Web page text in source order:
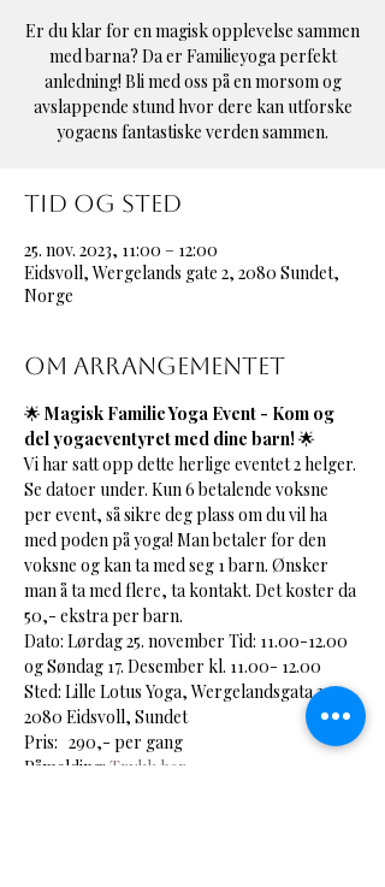
Er du klar for en magisk opplevelse sammen
med barna? Da er Familieyoga perfekt
anledning! Bli med oss på en morsom og
avslappende stund hvor dere kan utforske
yogaens fantastiske verden sammen.
Tid og sted
25. nov. 2023, 11:00 – 12:00
Eidsvoll, Wergelands gate 2, 2080 Sundet,
Norge
Om arrangementet
🌟 Magisk Familie Yoga Event - Kom og
del yogaeventyret med dine barn! 🌟
Vi har satt opp dette herlige eventet 2 helger.
Se datoer under. Kun 6 betalende voksne
per event, så sikre deg plass om du vil ha
med poden på yoga! Man betaler for den
voksne og kan ta med seg 1 barn. Ønsker
man å ta med flere, ta kontakt. Det koster da
50,- ekstra per barn.
Dato: Lørdag 25. november Tid: 11.00-12.00
og Søndag 17. Desember kl. 11.00- 12.00
Sted: Lille Lotus Yoga, Wergelandsgata 2.
2080 Eidsvoll, Sundet
Pris:   290,- per gang
Påmelding: Trykk her